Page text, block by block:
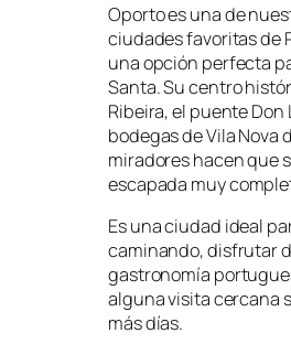
Oporto es una de
ciudades favoritas de
una opción perfecta
Santa. Su centro
Ribeira, el puente Don
bodegas de Vila Nova
miradores hacen que
escapada muy
Es una ciudad ideal
caminando, disfrutar
gastronomía
alguna visita cercana
más días.